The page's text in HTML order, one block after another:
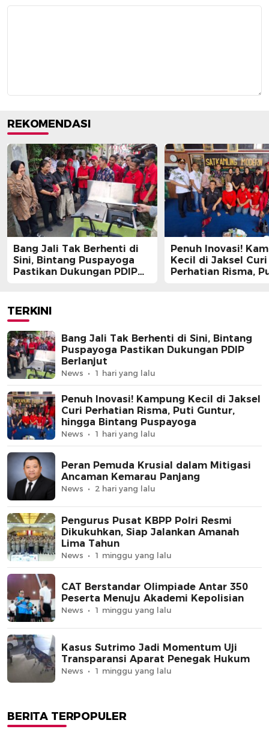
REKOMENDASI
Bang Jali Tak Berhenti di
Sini, Bintang Puspayoga
Pastikan Dukungan PDIP
Penuh Inovasi!
Kecil di Jaksel Curi
Perhatian Risma,
TERKINI
Bang Jali Tak Berhenti di Sini, Bintang
Puspayoga Pastikan Dukungan PDIP
Berlanjut
News 1 hari yang lalu
Penuh Inovasi! Kampung Kecil di Jaksel
Curi Perhatian Risma, Puti Guntur,
hingga Bintang Puspayoga
News 1 hari yang lalu
Peran Pemuda Krusial dalam Mitigasi
Ancaman Kemarau Panjang
News 2 hari yang lalu
Pengurus Pusat KBPP Polri Resmi
Dikukuhkan, Siap Jalankan Amanah
Lima Tahun
News 1 minggu yang lalu
CAT Berstandar Olimpiade Antar 350
Peserta Menuju Akademi Kepolisian
News 1 minggu yang lalu
Kasus Sutrimo Jadi Momentum Uji
Transparansi Aparat Penegak Hukum
News 1 minggu yang lalu
BERITA TERPOPULER